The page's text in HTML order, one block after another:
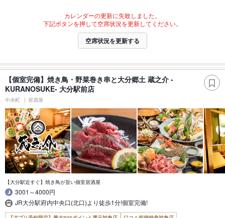
カレンダーの更新に失敗しました。
下記ボタンを押して空席状況を更新してください。
空席状況を更新する
【個室完備】焼き鳥・野菜巻き串と大分郷土 蔵之介 -
KURANOSUKE- 大分駅前店
中央町 居酒屋
【大分駅近すぐ】焼き鳥が旨い個室居酒屋
3001～4000円
JR大分駅府内中央口(北口)より徒歩1分!個室完備!